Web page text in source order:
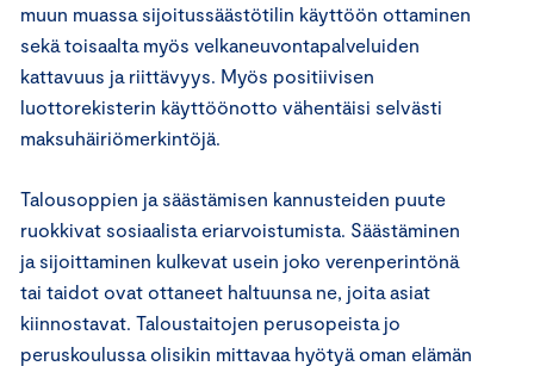
muun muassa sijoitussäästötilin käyttöön ottaminen
sekä toisaalta myös velkaneuvontapalveluiden
kattavuus ja riittävyys. Myös positiivisen
luottorekisterin käyttöönotto vähentäisi selvästi
maksuhäiriömerkintöjä.
Talousoppien ja säästämisen kannusteiden puute
ruokkivat sosiaalista eriarvoistumista. Säästäminen
ja sijoittaminen kulkevat usein joko verenperintönä
tai taidot ovat ottaneet haltuunsa ne, joita asiat
kiinnostavat. Taloustaitojen perusopeista jo
peruskoulussa olisikin mittavaa hyötyä oman elämän